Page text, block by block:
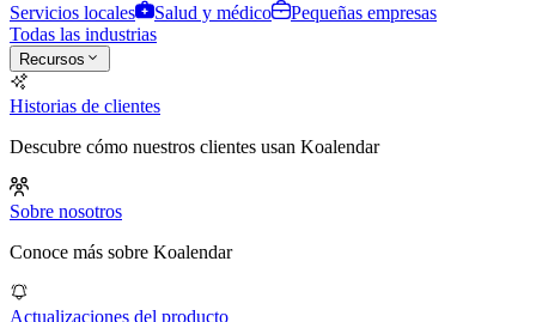
Servicios locales
Salud y médico
Pequeñas empresas
Todas las industrias
Recursos
Historias de clientes
Descubre cómo nuestros clientes usan Koalendar
Sobre nosotros
Conoce más sobre Koalendar
Actualizaciones del producto